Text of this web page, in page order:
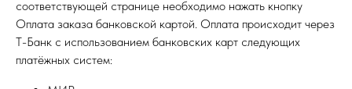
соответствующей странице необходимо нажать кнопку
Оплата заказа банковской картой. Оплата происходит через
Т-Банк с использованием банковских карт следующих
платёжных систем: